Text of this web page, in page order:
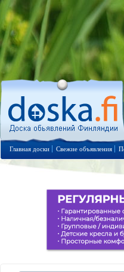
Главная доски Свежие объявления